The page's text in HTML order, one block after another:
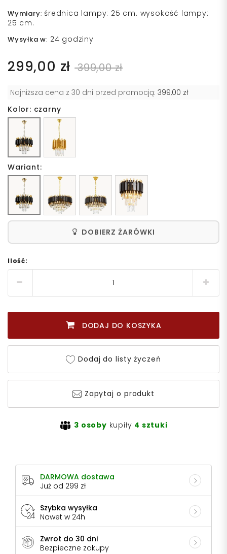
Wymiary: średnica lampy: 25 cm. wysokość lampy:
25 cm.
Wysyłka w: 24 godziny
299,00 zł 399,00 zł
Najniższa cena z 30 dni przed promocją: 399,00 zł
Kolor: czarny
Wariant:
DOBIERZ ŻARÓWKI
Ilość:
DODAJ DO KOSZYKA
Dodaj do listy życzeń
Zapytaj o produkt
3 osoby kupiły 4 sztuki
DARMOWA dostawa
Już od 299 zł
Szybka wysyłka
Nawet w 24h
Zwrot do 30 dni
Bezpieczne zakupy